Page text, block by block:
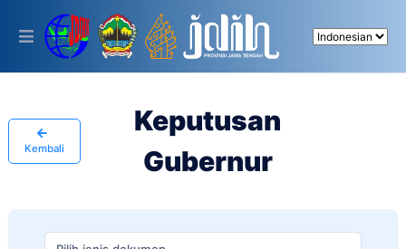
This
includes
system.
Kembali
Keputusan
Gubernur